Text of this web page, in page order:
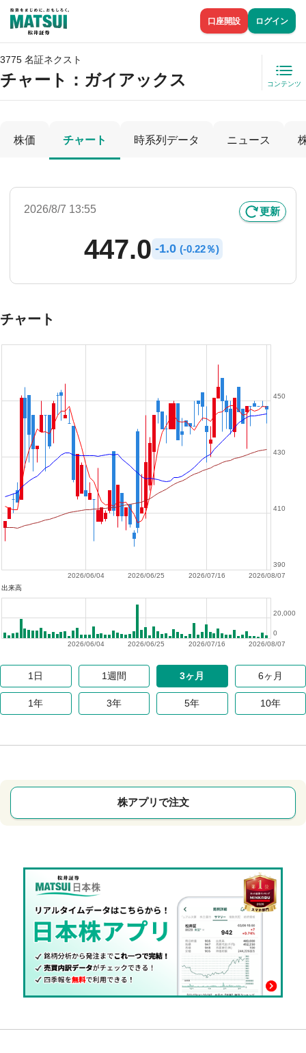
口座開設 ログイン
3775 名証ネクスト
チャート： ガイアックス コンテンツ
株価 チャート 時系列データ ニュース
2026/8/7 13:55 更新
447.0 -1.0 (-0.22％)
チャート
2026/08/07
2026/07/16
2026/06/25
2026/06/04
390
410
430
450
出来高
2026/08/07
2026/07/16
2026/06/25
2026/06/04
0
20,000
1日 1週間 3ヶ月 6ヶ月
1年 3年 5年 10年
株アプリで注文